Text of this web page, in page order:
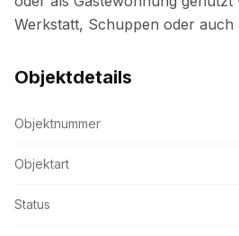
Objektdetails
Objektnummer
Objektart
Status